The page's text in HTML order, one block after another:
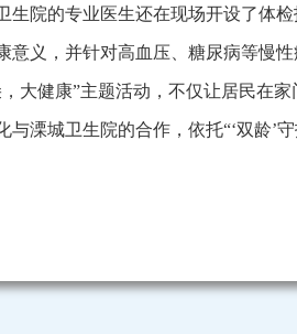
生院的专业医生还在现场开设了体
意义，并针对高血压、糖尿病等慢
大健康”主题活动，不仅让居民在
与溧城卫生院的合作，依托“‘双龄’